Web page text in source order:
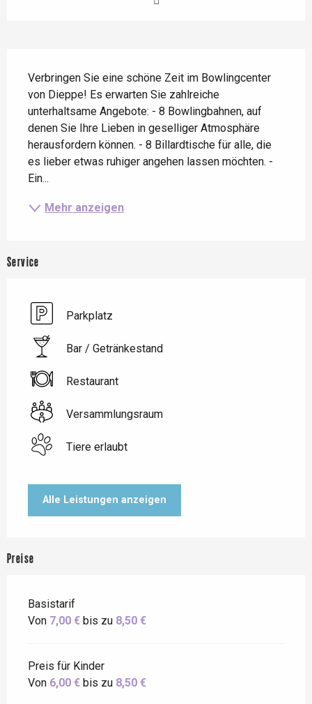
Verbringen Sie eine schöne Zeit im Bowlingcenter
von Dieppe! Es erwarten Sie zahlreiche
unterhaltsame Angebote: - 8 Bowlingbahnen, auf
denen Sie Ihre Lieben in geselliger Atmosphäre
herausfordern können. - 8 Billardtische für alle, die
es lieber etwas ruhiger angehen lassen möchten. -
Ein...
Mehr anzeigen
Service
Parkplatz
Bar / Getränkestand
Restaurant
Versammlungsraum
Tiere erlaubt
Alle Leistungen anzeigen
Preise
Basistarif
Von 7,00 € bis zu 8,50 €
Preis für Kinder
Von 6,00 € bis zu 8,50 €